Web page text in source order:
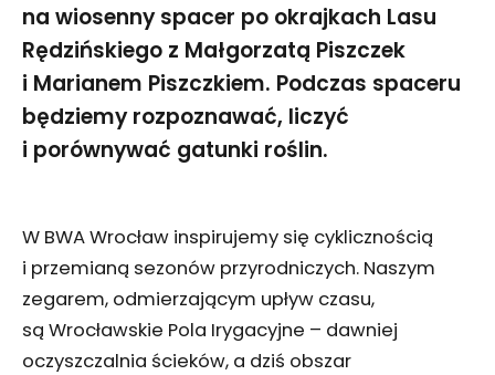
na wiosenny spacer po okrajkach Lasu
Rędzińskiego z Małgorzatą Piszczek
i Marianem Piszczkiem. Podczas spaceru
będziemy rozpoznawać, liczyć
i porównywać gatunki roślin.
W BWA Wrocław inspirujemy się cyklicznością
i przemianą sezonów przyrodniczych. Naszym
zegarem, odmierzającym upływ czasu,
są Wrocławskie Pola Irygacyjne – dawniej
oczyszczalnia ścieków, a dziś obszar